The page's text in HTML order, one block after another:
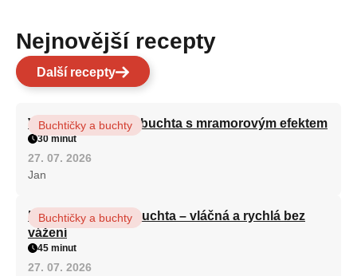
Nejnovější recepty
Další recepty
Vláčná olejová litá buchta s mramorovým efektem
Buchtičky a buchty
30 minut
27. 07. 2026
Jan
Hrnková maková buchta – vláčná a rychlá bez
vážení
Buchtičky a buchty
45 minut
27. 07. 2026